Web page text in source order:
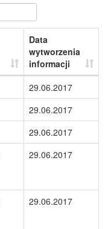
Data
wytworzenia
informacji
29.06.2017
29.06.2017
29.06.2017
29.06.2017
29.06.2017